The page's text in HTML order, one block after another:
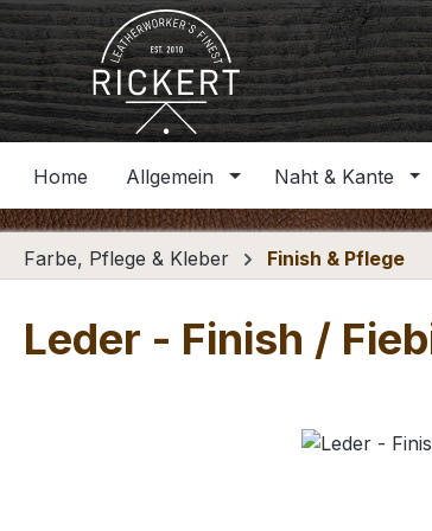
Hauptinhalt springen
Zur Suche springen
Zur Hauptnavigation springen
Home Allgemein Naht & Kante
Farbe, Pflege & Kleber Finish & Pflege
Leder - Finish /